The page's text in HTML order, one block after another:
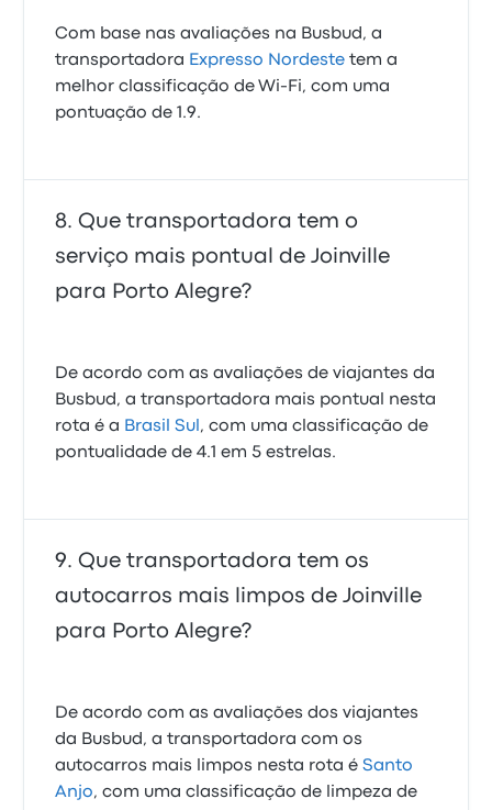
Com base nas avaliações na Busbud, a
transportadora Expresso Nordeste tem a
melhor classificação de Wi‑Fi, com uma
pontuação de 1.9.
Que transportadora tem o
serviço mais pontual de Joinville
para Porto Alegre?
De acordo com as avaliações de viajantes da
Busbud, a transportadora mais pontual nesta
rota é a Brasil Sul , com uma classificação de
pontualidade de 4.1 em 5 estrelas.
Que transportadora tem os
autocarros mais limpos de Joinville
para Porto Alegre?
De acordo com as avaliações dos viajantes
da Busbud, a transportadora com os
autocarros mais limpos nesta rota éSanto
Anjo, com uma classificação de limpeza de